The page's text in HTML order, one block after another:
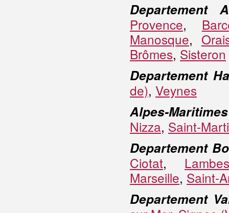
Departement
Provence,
Manosque,
Brômes, Sisteron
Departement
de), Veynes
Alpes-Maritimes
Nizza, Saint-
Departement
Ciotat,
Marseille, Saint-
Departement